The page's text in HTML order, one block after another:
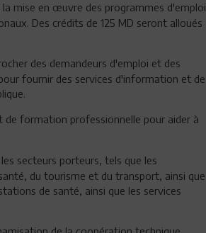
mise en œuvre des programmes d'emploi
Des crédits de 125 MD seront alloués
des demandeurs d'emploi et des
fournir des services d'information et de
de formation professionnelle pour aider à
secteurs porteurs, tels que les
du tourisme et du transport, ainsi que
de santé, ainsi que les services